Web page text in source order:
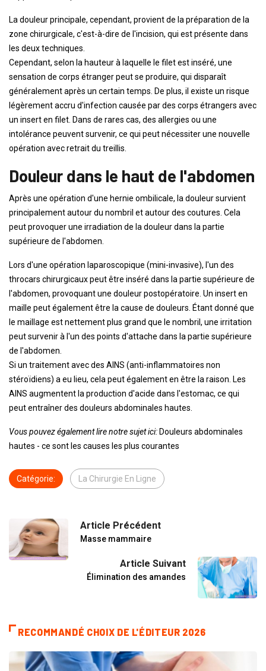
La douleur principale, cependant, provient de la préparation de la
zone chirurgicale, c'est-à-dire de l'incision, qui est présente dans
les deux techniques.
Cependant, selon la hauteur à laquelle le filet est inséré, une
sensation de corps étranger peut se produire, qui disparaît
généralement après un certain temps. De plus, il existe un risque
légèrement accru d'infection causée par des corps étrangers avec
un insert en filet. Dans de rares cas, des allergies ou une
intolérance peuvent survenir, ce qui peut nécessiter une nouvelle
opération avec retrait du treillis.
Douleur dans le haut de l'abdomen
Après une opération d'une hernie ombilicale, la douleur survient
principalement autour du nombril et autour des coutures. Cela
peut provoquer une irradiation de la douleur dans la partie
supérieure de l'abdomen.
Lors d'une opération laparoscopique (mini-invasive), l'un des
throcars chirurgicaux peut être inséré dans la partie supérieure de
l'abdomen, provoquant une douleur postopératoire. Un insert en
maille peut également être la cause de douleurs. Étant donné que
le maillage est nettement plus grand que le nombril, une irritation
peut survenir à l'un des points d'attache dans la partie supérieure
de l'abdomen.
Si un traitement avec des AINS (anti-inflammatoires non
stéroïdiens) a eu lieu, cela peut également en être la raison. Les
AINS augmentent la production d'acide dans l'estomac, ce qui
peut entraîner des douleurs abdominales hautes.
Vous pouvez également lire notre sujet ici: Douleurs abdominales
hautes - ce sont les causes les plus courantes
Catégorie: La Chirurgie En Ligne
Article Précédent
Masse mammaire
Article Suivant
Élimination des amandes
RECOMMANDÉ CHOIX DE L'ÉDITEUR 2026